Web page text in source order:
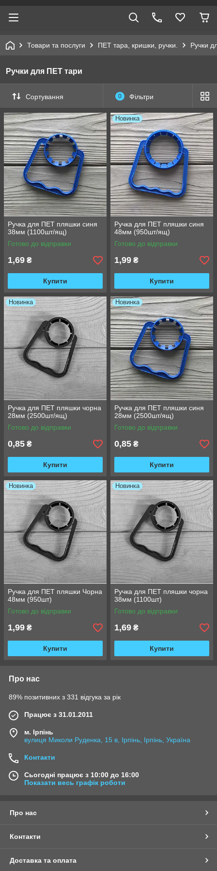
Товари та послуги ПЕТ тара, кришки, ручки. Ручки
Ручки для ПЕТ тари
Сортування 0 Фільтри
Ручка для ПЕТ пляшки синя
38мм (1100шт/ящ)
Готово до відправки
1,69 ₴
Купити
Новинка
Ручка для ПЕТ пляшки синя
48мм (950шт/ящ)
Готово до відправки
1,99 ₴
Купити
Новинка
Ручка для ПЕТ пляшки чорна
28мм (2500шт/ящ)
Готово до відправки
0,85 ₴
Купити
Новинка
Ручка для ПЕТ пляшки синя
28мм (2500шт/ящ)
Готово до відправки
0,85 ₴
Купити
Новинка
Ручка для ПЕТ пляшки Чорна
48мм (950шт)
Готово до відправки
1,99 ₴
Купити
Новинка
Ручка для ПЕТ пляшки чорна
38мм (1100шт)
Готово до відправки
1,69 ₴
Купити
Про нас
89% позитивних з 331 відгука за рік
Працює з 31.01.2011
м. Ірпінь
вулиця Миколи Руденка, 15 в, Ірпінь, Ірпінь, Україна
Контакти
Сьогодні працює з 10:00 до 16:00
Показати весь графік роботи
Про нас
Контакти
Доставка та оплата